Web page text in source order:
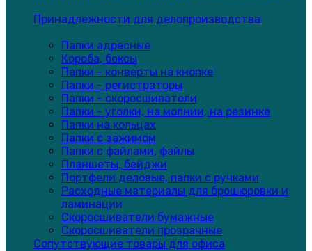
Принадлежности для делопроизводства
Папки адресные
Короба, боксы
Папки - конверты на кнопке
Папки - регистраторы
Папки - скоросшиватели
Папки - уголки, на молнии, на резинке
Папки на кольцах
Папки с зажимом
Папки с файлами, файлы
Планшеты, бейджи
Портфели деловые, папки с ручками
Расходные материалы для брошюровки и
ламинации
Скоросшиватели бумажные
Скоросшиватели прозрачные
Сопутствующие товары для офиса